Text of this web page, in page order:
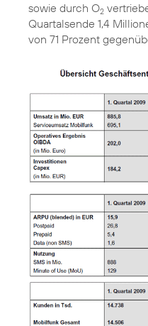
sowie durch O2
Quartalsende 1,4
von 71 Prozent